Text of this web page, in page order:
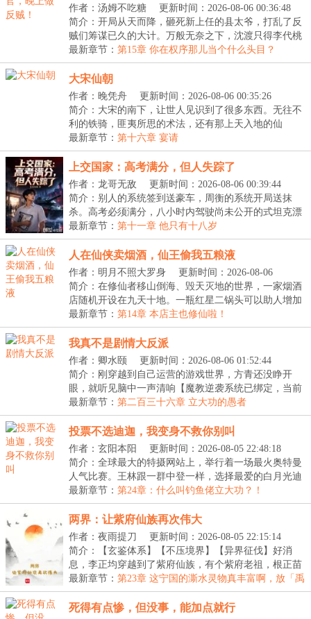
作者：汤姆不吃糖
更新时间：2026-08-06 00:36:48
简介：开局从天而降，砸死新上任的县太爷，打乱了反
贼们筹谋已久的大计。万般无奈之下，沈渡只得李代桃
僵...
最新章节： 第15章 你在权序那儿当个什么头目？
大宋仙朝
作者：晚凭舟
更新时间：2026-08-06 00:35:26
简介：大宋的南下，让世人见识到了很多东西。无往不
利的铁骑，匪夷所思的术法，还有那上天入地的仙
人。“...
最新章节： 第十六章 宴请
上交国家：高考满分，但人失踪了
作者：龙哥无敌
更新时间：2026-08-06 00:39:44
简介：别人的系统签到送豪车，周衡的系统开局送抹
杀。高考必须满分，八小时内驾驶尚未公开的式坦克漂
移，...
最新章节： 第十一章 他只有十八岁
人在仙侠卖烟酒，仙王偷我五粮液
作者：明月不照大罗身
更新时间：2026-08-06
00:41:09
简介：在修仙者移山倒海、毁天灭地的世界，一家烟酒
店随机开设在九天十地。一瓶红星二锅头可以助人增加
灵...
最新章节： 第14章 本店主也修仙啦！
我真不是剧情大反派
作者：卿水颐
更新时间：2026-08-06 01:52:44
简介：刚穿越到自己运营的游戏世界，方青还没睁开
眼，就听见脑中一声清响【魔教逆袭系统已绑定，当前
任务...
最新章节： 第二百三十六章 立大功的愚者
投票不选迪迦，我变身不救你别叫
作者：玄阳本阳
更新时间：2026-08-05 22:48:18
简介：全球最大的特摄网站上，举行着一场最火奥特曼
人气比赛。王林跟一群中登一样，选择最爱的白月光迪
迦...
最新章节： 第24章：什么叫钓鱼佬立大功？！
两界：让紫府仙族再次伟大
作者：夜雨提刀
更新时间：2026-08-05 22:15:14
简介：【玄鉴体系】【不压境界】【异界征伐】好消
息，李正均穿越到了紫府仙族，有个紫府老祖，根正苗
红的...
最新章节： 第23章 这宁国的澌水灵物真丰富啊，放「禹
余界」不得抢破头？
死得有点惨，但没事，能加点就行